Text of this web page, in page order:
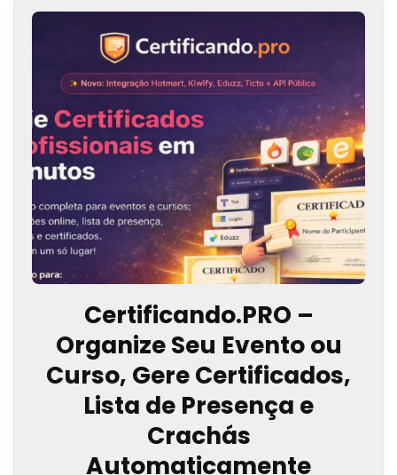
Certificando.PRO –
Organize Seu Evento ou
Curso, Gere Certificados,
Lista de Presença e
Crachás
Automaticamente